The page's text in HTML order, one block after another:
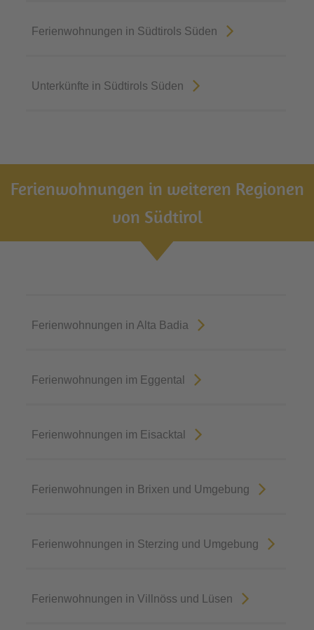
Ferienwohnungen in Südtirols Süden
Unterkünfte in Südtirols Süden
Ferienwohnungen in weiteren Regionen
von Südtirol
Ferienwohnungen in Alta Badia
Ferienwohnungen im Eggental
Ferienwohnungen im Eisacktal
Ferienwohnungen in Brixen und Umgebung
Ferienwohnungen in Sterzing und Umgebung
Ferienwohnungen in Villnöss und Lüsen